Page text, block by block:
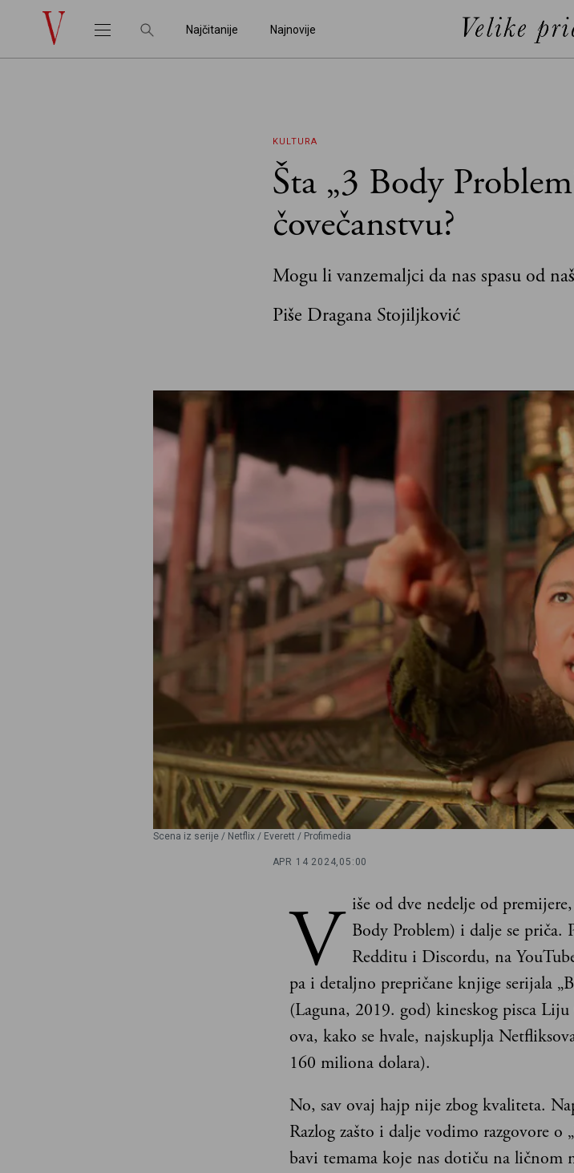
Najčitanije Najnovije
KULTURA
Šta „3 Body
čovečanstvu?
Mogu li vanzemaljci da nas spasu od
Piše Dragana Stojiljković
Scena iz serije / Netflix / Everett / Profimedia
APR 14 2024, 05:00
V iše od dve nedelje od
Body Problem) i dalje se priča.
Redditu i Discordu, na
pa i detaljno prepričane knjige serijala
(Laguna, 2019. god) kineskog pisca
ova, kako se hvale, najskuplja
160 miliona dolara).
No, sav ovaj hajp nije zbog kvaliteta.
Razlog zašto i dalje vodimo razgovore o
bavi temama koje nas dotiču na